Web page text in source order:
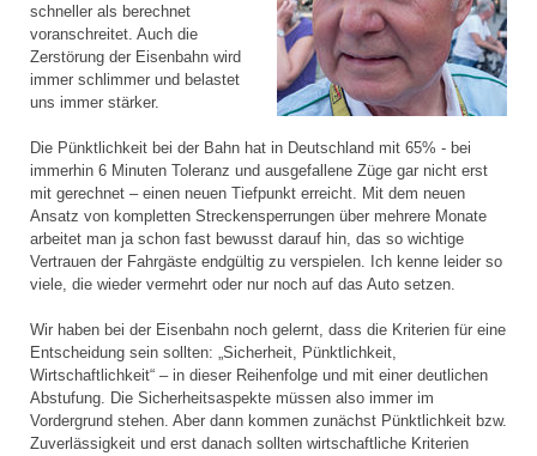
schneller als berechnet
voranschreitet. Auch die
Zerstörung der Eisenbahn wird
immer schlimmer und belastet
uns immer stärker.
Die Pünktlichkeit bei der Bahn hat in Deutschland mit 65% - bei
immerhin 6 Minuten Toleranz und ausgefallene Züge gar nicht erst
mit gerechnet – einen neuen Tiefpunkt erreicht. Mit dem neuen
Ansatz von kompletten Streckensperrungen über mehrere Monate
arbeitet man ja schon fast bewusst darauf hin, das so wichtige
Vertrauen der Fahrgäste endgültig zu verspielen. Ich kenne leider so
viele, die wieder vermehrt oder nur noch auf das Auto setzen.
Wir haben bei der Eisenbahn noch gelernt, dass die Kriterien für eine
Entscheidung sein sollten: „Sicherheit, Pünktlichkeit,
Wirtschaftlichkeit“ – in dieser Reihenfolge und mit einer deutlichen
Abstufung. Die Sicherheitsaspekte müssen also immer im
Vordergrund stehen. Aber dann kommen zunächst Pünktlichkeit bzw.
Zuverlässigkeit und erst danach sollten wirtschaftliche Kriterien